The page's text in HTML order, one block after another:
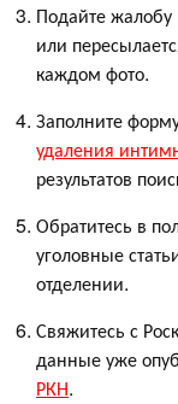
Подайте жалобу
или
каждом фото.
Заполните
удаления
результатов
Обратитесь в
уголовные
отделении.
Свяжитесь с
данные уже
РКН.